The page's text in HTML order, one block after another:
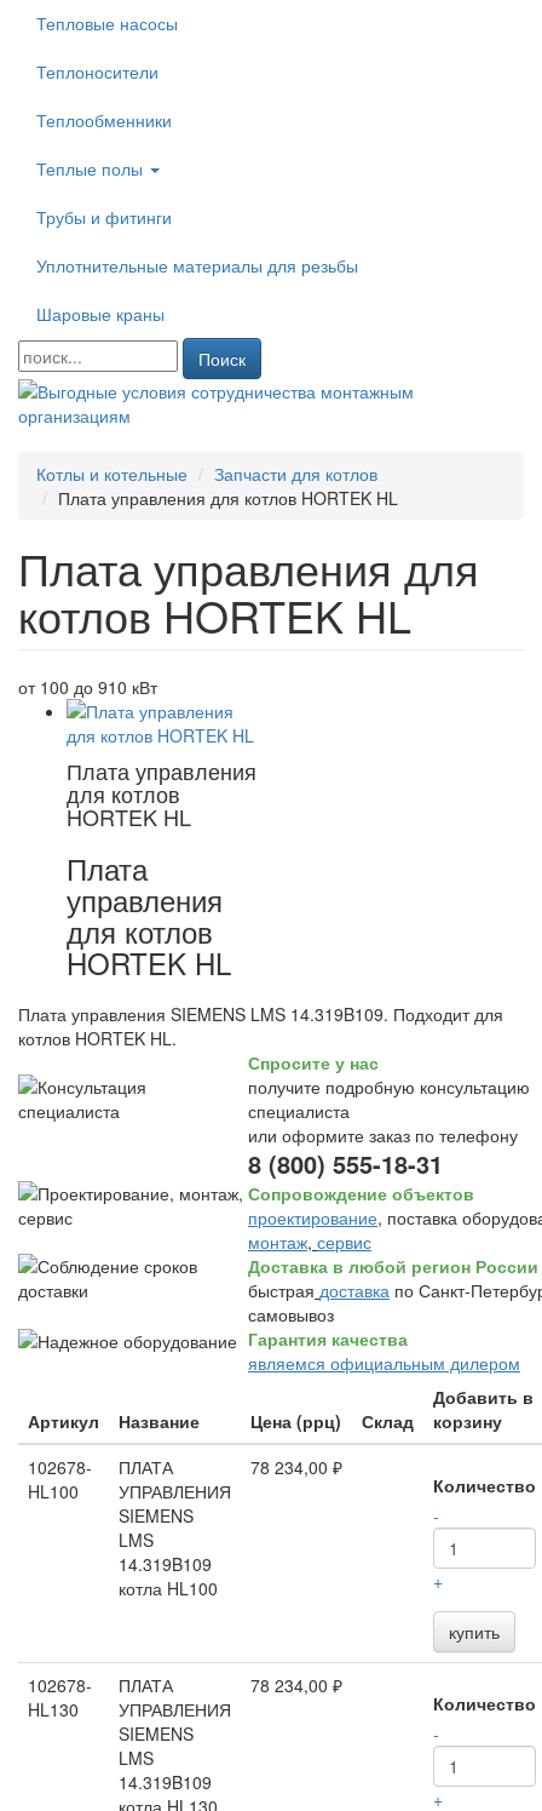
Тепловые насосы
Теплоносители
Теплообменники
Теплые полы
Трубы и фитинги
Уплотнительные материалы для резьбы
Шаровые краны
Поиск
Котлы и котельные
Запчасти для котлов
Плата управления для котлов HORTEK HL
Плата управления для
котлов HORTEK HL
от 100 до 910 кВт
Плата управления
для котлов
HORTEK HL
Плата
управления
для котлов
HORTEK HL
Плата управления SIEMENS LMS 14.319B109. Подходит для
котлов HORTEK HL.
Спросите у нас
получите подробную консультацию
специалиста
или оформите заказ по телефону
8 (800) 555-18-31
Сопровождение объектов
проектирование, поставка
монтаж, сервис
Доставка в любой регион России
быстрая доставка по Санкт-
самовывоз
Гарантия качества
являемся официальным дилером
Артикул Название Цена (ррц) Склад
Добавить в
корзину
102678-
HL100
ПЛАТА
УПРАВЛЕНИЯ
SIEMENS
LMS
14.319B109
котла HL100
78 234,00 ₽
Количество
-
+
купить
102678-
HL130
ПЛАТА
УПРАВЛЕНИЯ
SIEMENS
LMS
14.319B109
котла HL130
78 234,00 ₽
Количество
-
+